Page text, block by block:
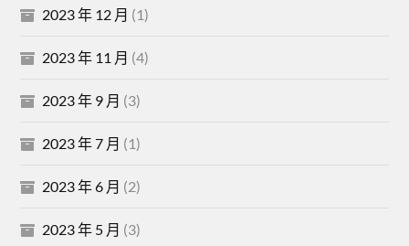
2023 年 12 月 (1)
2023 年 11 月 (4)
2023 年 9 月 (3)
2023 年 7 月 (1)
2023 年 6 月 (2)
2023 年 5 月 (3)